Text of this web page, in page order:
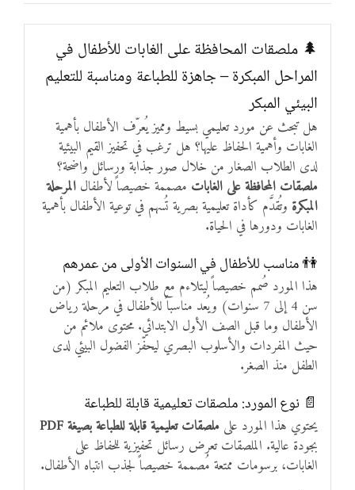
🌲 ملصقات المحافظة على الغابات للأطفال في
المراحل المبكرة – جاهزة للطباعة ومناسبة للتعليم
البيئي المبكر
هل تبحث عن مورد تعليمي بسيط ومميز يُعرّف الأطفال بأهمية
الغابات وأهمية الحفاظ عليها؟ هل ترغب في تحفيز القيم البيئية
لدى الطلاب الصغار من خلال صور جذابة ورسائل واضحة؟
ملصقات المحافظة على الغابات مصممة خصيصاً لأطفال المرحلة
المبكرة وتُقدَّم كأداة تعليمية بصرية تُسهم في توعية الأطفال بأهمية
الغابات ودورها في الحياة.
👫 مناسب للأطفال في السنوات الأولى من عمرهم
هذا المورد صُمم خصيصاً ليتلاءم مع طلاب التعليم المبكر (من
سن 4 إلى 7 سنوات) ويُعد مناسباً للأطفال في مرحلة رياض
الأطفال وما قبل الصف الأول الابتدائي. محتوى ملائم من
حيث المفردات والأسلوب البصري ليحفّز الفضول البيئي لدى
الطفل منذ الصغر.
📄 نوع المورد: ملصقات تعليمية قابلة للطباعة
يحتوي هذا المورد على ملصقات تعليمية قابلة للطباعة بصيغة PDF
بجودة عالية. الملصقات تعرض رسائل تحفيزية للحفاظ على
الغابات، برسومات ممتعة مُصممة خصيصاً لجذب انتباه الأطفال.